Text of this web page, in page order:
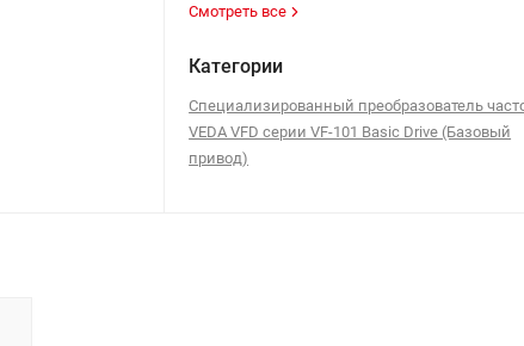
Смотреть все
Категории
Специализированный преобразователь
VEDA VFD серии VF-101 Basic Drive (Базовый
привод)